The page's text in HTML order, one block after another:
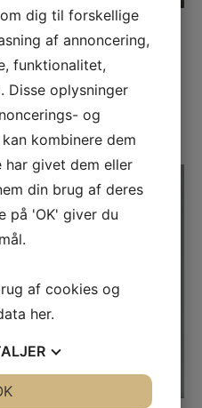
MED
AF BÆRENDE
dig til forskellige
af annoncering,
funktionalitet,
Disse oplysninger
og
kombinere dem
har givet dem eller
din brug af deres
på 'OK' giver du
af cookies og
her.